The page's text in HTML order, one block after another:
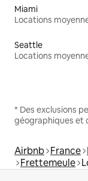
Miami
Seattle
* Des exclusions
géographiques et
Airbnb France
Frettemeule